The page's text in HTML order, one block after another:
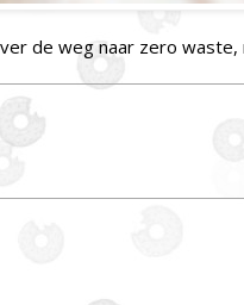
de weg naar zero